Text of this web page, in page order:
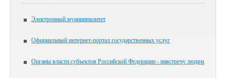
Электронный муниципалитет
Официальный интернет-портал государственных услуг
Органы власти субъектов Российской Федерации - навстречу людям